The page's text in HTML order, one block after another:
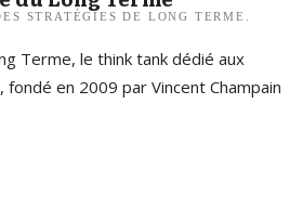
STRATÉGIES DE LONG TERME.
Terme, le think tank dédié aux
en 2009 par Vincent Champain